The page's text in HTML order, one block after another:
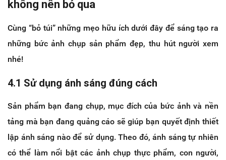
không nên bỏ qua
Cùng “bỏ túi” những mẹo hữu ích dưới đây để sáng tạo ra
những bức ảnh chụp sản phẩm đẹp, thu hút người xem
nhé!
4.1 Sử dụng ánh sáng đúng cách
Sản phẩm bạn đang chụp, mục đích của bức ảnh và nền
tảng mà bạn đang quảng cáo sẽ giúp bạn quyết định thiết
lập ánh sáng nào để sử dụng. Theo đó, ánh sáng tự nhiên
có thể làm nổi bật các ảnh chụp thực phẩm, con người,